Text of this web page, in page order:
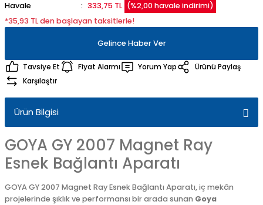
Havale
333,75 TL (%2,00 havale indirimi)
*35,93 TL den başlayan taksitlerle!
Gelince Haber Ver
Tavsiye Et Fiyat Alarmı Yorum Yap
Ürünü Paylaş
Karşılaştır
Ürün Bilgisi
GOYA GY 2007 Magnet Ray
Esnek Bağlantı Aparatı
GOYA GY 2007 Magnet Ray Esnek Bağlantı Aparatı, iç mekân
projelerinde şıklık ve performansı bir arada sunan Goya